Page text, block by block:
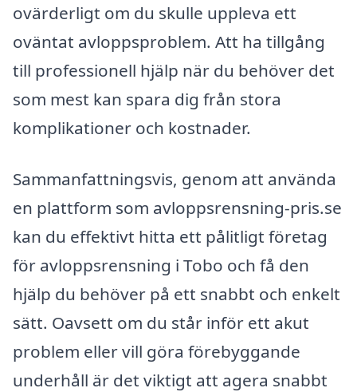
ovärderligt om du skulle uppleva ett
oväntat avloppsproblem. Att ha tillgång
till professionell hjälp när du behöver det
som mest kan spara dig från stora
komplikationer och kostnader.
Sammanfattningsvis, genom att använda
en plattform som avloppsrensning-pris.se
kan du effektivt hitta ett pålitligt företag
för avloppsrensning i Tobo och få den
hjälp du behöver på ett snabbt och enkelt
sätt. Oavsett om du står inför ett akut
problem eller vill göra förebyggande
underhåll är det viktigt att agera snabbt